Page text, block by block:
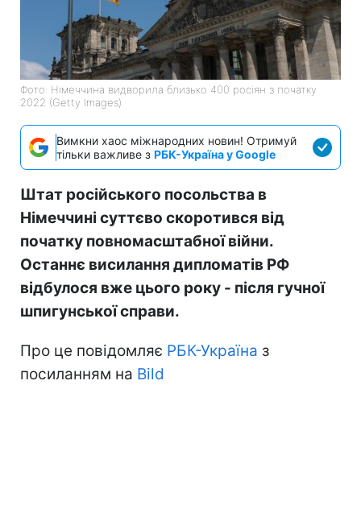
Фото: Німеччина видворила близько 400 росіян з початку
2022 (Getty Images)
Вимкни хаос міжнародних новин! Отримуй
тільки важливе з РБК-Україна у Google
Штат російського посольства в
Німеччині суттєво скоротився від
початку повномасштабної війни.
Останнє висилання дипломатів РФ
відбулося вже цього року - після гучної
шпигунської справи.
Про це повідомляє РБК-Україна з
посиланням на Bild